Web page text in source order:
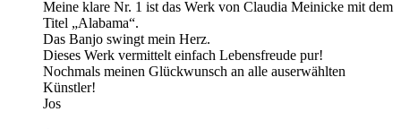
Meine klare Nr. 1 ist das Werk von Claudia Meinicke mit dem
Titel „Alabama“.
Das Banjo swingt mein Herz.
Dieses Werk vermittelt einfach Lebensfreude pur!
Nochmals meinen Glückwunsch an alle auserwählten
Künstler!
Jos